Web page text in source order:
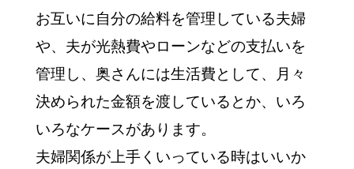
お互いに自分の給料を管理している夫婦
や、夫が光熱費やローンなどの支払いを
管理し、奥さんには生活費として、月々
決められた金額を渡しているとか、いろ
いろなケースがあります。
夫婦関係が上手くいっている時はいいか